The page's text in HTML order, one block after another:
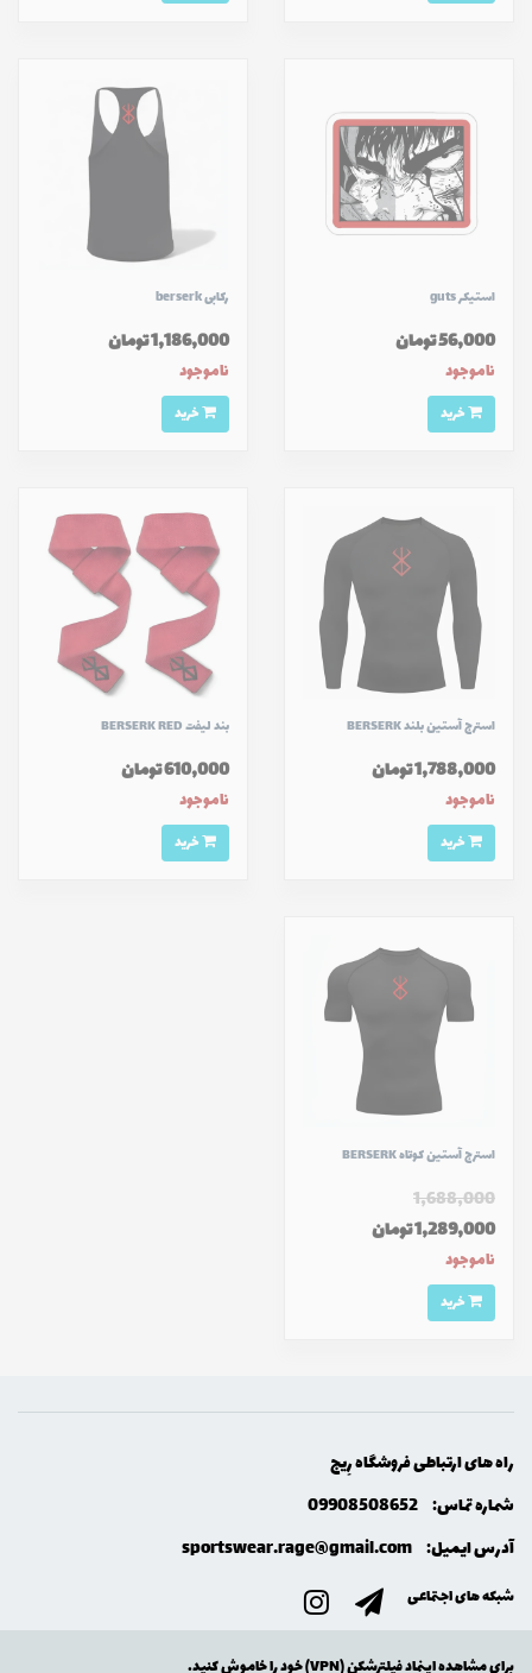
استیکر guts
56,000 تومان
ناموجود
رکابی berserk
1,186,000 تومان
ناموجود
استرج آستین بلند BERSERK
1,788,000 تومان
ناموجود
بند لیفت BERSERK RED
610,000 تومان
ناموجود
استرج آستین کوتاه BERSERK
1,688,000
1,289,000 تومان
ناموجود
راه های ارتباطی فروشگاه رِيج
شماره تماس: 09908508652
آدرس ایمیل: sportswear.rage@gmail.com
شبکه های اجتماعی
برای مشاهده اینماد فیلترشکن (VPN) خود را خاموش کنید.